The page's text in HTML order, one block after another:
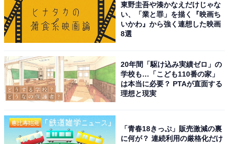
3位は交通アクセスが良好な「渡辺橋G駅」
渡辺橋駅は、中之島地下街を経由することで大阪市西区
にある肥後橋駅への移動が可能。また、肥後橋駅から西
梅田駅までは約3分、なんば駅までは約5分というアクセ
スの良さが人気です。同エリアには、渡辺橋駅直結でオ
フィスやレストラン、ホテルなどが入居する「中之島フ
ェスティバルタワー」があるほか、周辺には超高層ビル
東野圭吾や湊かなえだけじゃな
い、「業と罪」を描く『映画ち
いかわ』から強く連想した映画
8選
20年間「駆け込み実績ゼロ」の
学校も…「こども110番の家」
は本当に必要？ PTAが直面する
理想と現実
「青春18きっぷ」販売激減の裏
に何が？ 連続利用の厳格化だけ